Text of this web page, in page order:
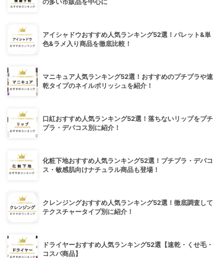
の多い市販品を中心に
アイシャドウおすすめ人気ランキング52選！パレット&単
色&ラメ入り商品を徹底比較！
マニキュア人気ランキング52選！おすすめのプチプラや速
乾タイプのネイルポリッシュを紹介！
口紅おすすめ人気ランキング52選！落ちないリップをプチ
プラ・デパコス別に紹介！
化粧下地おすすめ人気ランキング52選！プチプラ・デパコ
ス・敏感肌向けナチュラル商品も登場！
クレンジングおすすめ人気ランキング52選！徹底調査して
テクスチャータイプ別に紹介！
ドライヤーおすすめ人気ランキング52選【速乾・くせ毛・
コスパ商品】